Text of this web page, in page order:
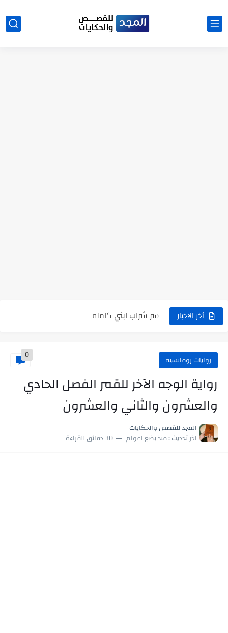
أخر الاخبار
سر شراب ابني كامله
استعلم الآن عن نتيجة الثانوية العامة 2026 برقم الجلوس والاسم
روايات رومانسيه 0
رواية الوجه الآخر للقمر الفصل الحادي
والعشرون والثاني والعشرون
المجد للقصص والحكايات
اخر تحديث :منذ بضع اعوام 30 دقائق للقراءة